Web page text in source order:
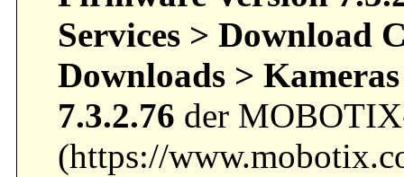
Services > Download
Downloads >
7.3.2.76 der
(https://